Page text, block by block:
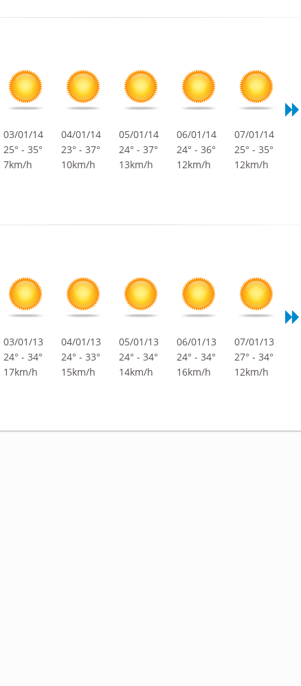
03/01/14
25° - 35°
7km/h
04/01/14
23° - 37°
10km/h
05/01/14
24° - 37°
13km/h
06/01/14
24° - 36°
12km/h
07/01/14
25° - 35°
12km/h
03/01/13
24° - 34°
17km/h
04/01/13
24° - 33°
15km/h
05/01/13
24° - 34°
14km/h
06/01/13
24° - 34°
16km/h
07/01/13
27° - 34°
12km/h